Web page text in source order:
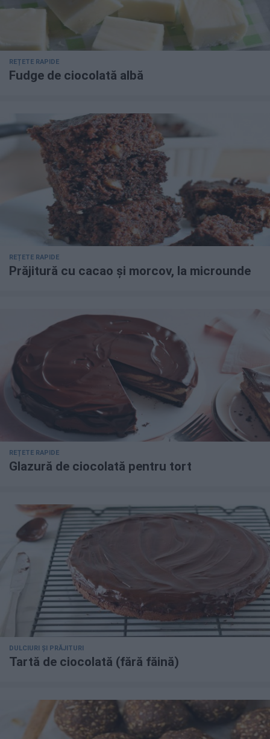
REȚETE RAPIDE
Fudge de ciocolată albă
REȚETE RAPIDE
Prăjitură cu cacao și morcov, la microunde
REȚETE RAPIDE
Glazură de ciocolată pentru tort
DULCIURI ȘI PRĂJITURI
Tartă de ciocolată (fără făină)